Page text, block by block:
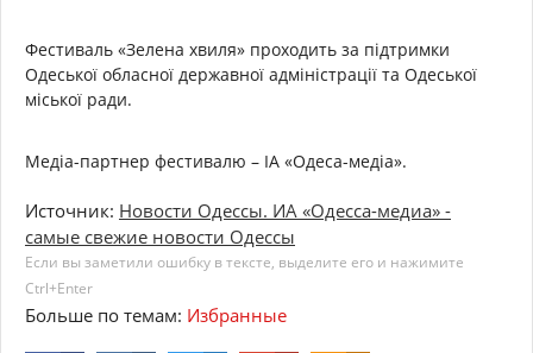
Фестиваль «Зелена хвиля» проходить за підтримки
Одеської обласної державної адміністрації та Одеської
міської ради.
Медіа-партнер фестивалю – ІА «Одеса-медіа».
Источник: Новости Одессы. ИА «Одесса-медиа» -
самые свежие новости Одессы
Если вы заметили ошибку в тексте, выделите его и нажимите
Ctrl+Enter
Больше по темам: Избранные